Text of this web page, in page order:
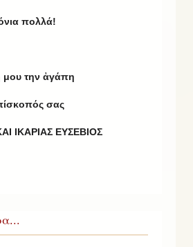
πολλά!
μου την ἀγάπη
σας
ΙΚΑΡΙΑΣ ΕΥΣΕΒΙΟΣ